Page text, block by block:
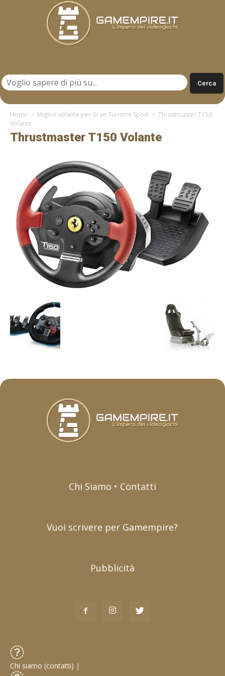
Home Miglior volante per Gran Turismo Sport
Thrustmaster T150
Volante
Thrustmaster T150 Volante
Chi Siamo • Contatti
Vuoi scrivere per Gamempire?
Pubblicità
Chi siamo (contatti) |